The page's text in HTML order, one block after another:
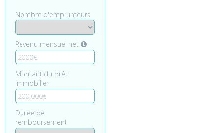
Nombre d'emprunteurs
Revenu mensuel net
Montant du prêt
immobilier
Durée de
remboursement